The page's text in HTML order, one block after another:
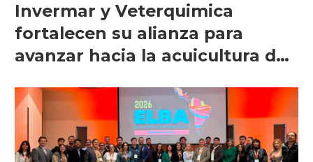
Invermar y Veterquimica
fortalecen su alianza para
avanzar hacia la acuicultura de